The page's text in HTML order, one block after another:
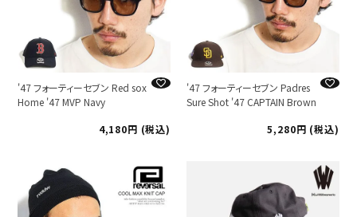
'47 フォーティーセブン Red sox
Home '47 MVP Navy
4,180
税込
'47 フォーティーセブン Padres
Sure Shot '47 CAPTAIN Brown
5,280
税込